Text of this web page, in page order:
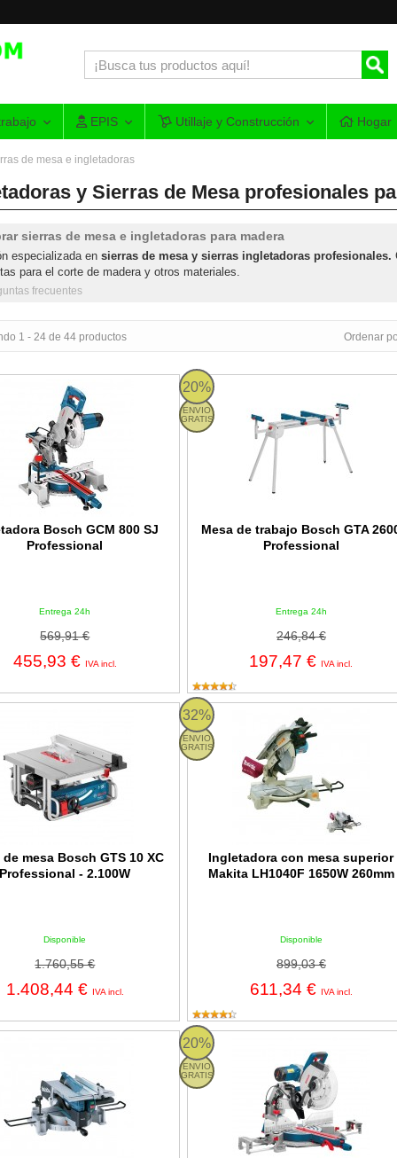
EPIS Utillaje y Construcción Hogar
de mesa e ingletadoras
y Sierras de Mesa profesionales
sierras de mesa e ingletadoras para madera
especializada en sierras de mesa y sierras ingletadoras profesionales.
para el corte de madera y otros materiales.
frecuentes
1 - 24 de 44 productos Ordenar
Bosch GCM 800 SJ
Professional
Entrega 24h
569,91 €
455,93 € IVA incl.
Bosch GCM 800 SJ Professional
20%
ENVIO
GRATIS
Mesa de trabajo Bosch GTA
Professional
Entrega 24h
246,84 €
197,47 € IVA incl.
Mesa de trabajo Bosch GTA 2600
de mesa Bosch GTS 10 XC
Professional - 2.100W
Disponible
1.760,55 €
1.408,44 € IVA incl.
mesa Bosch GTS 10 XC Professional - 2.100W
32%
ENVIO
GRATIS
Ingletadora con mesa superior
Makita LH1040F 1650W 260mm
Disponible
899,03 €
611,34 € IVA incl.
Ingletadora con mesa superior
Makita LH1201FL 305mm - 1650W
20%
ENVIO
GRATIS
Bosch GCM 12 GDL Professional -